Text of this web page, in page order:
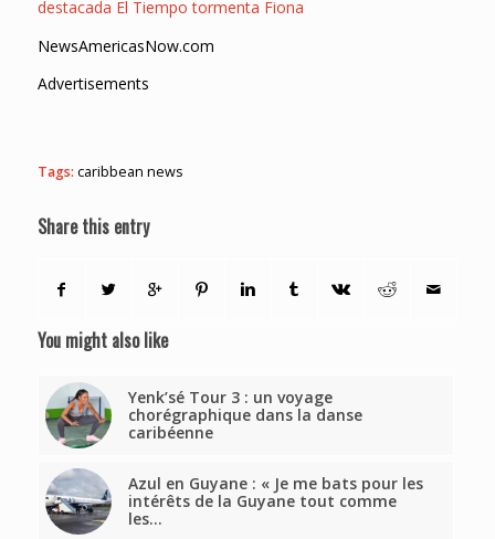
destacada El Tiempo tormenta Fiona
NewsAmericasNow.com
Advertisements
Tags: caribbean news
Share this entry
You might also like
Yenk’sé Tour 3 : un voyage
chorégraphique dans la danse
caribéenne
Azul en Guyane : « Je me bats pour les
intérêts de la Guyane tout comme
les…